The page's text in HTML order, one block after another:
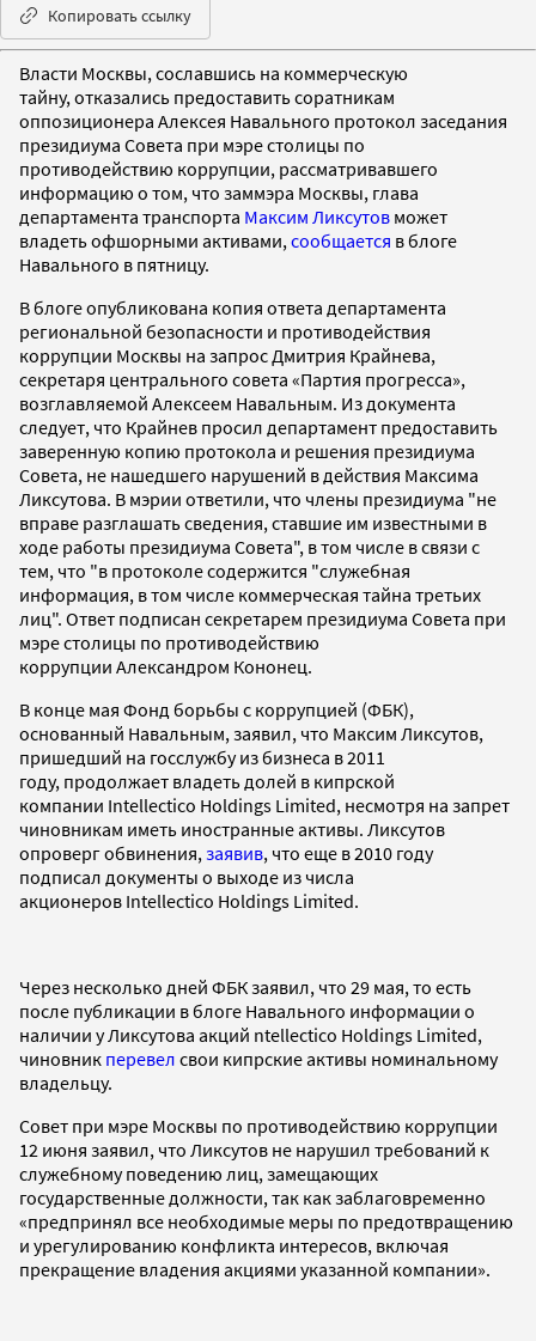
Копировать ссылку
Власти Москвы, сославшись на коммерческую
тайну, отказались предоставить соратникам
оппозиционера Алексея Навального протокол заседания
президиума Совета при мэре столицы по
противодействию коррупции, рассматривавшего
информацию о том, что заммэра Москвы, глава
департамента транспорта Максим Ликсутов может
владеть офшорными активами, сообщается в блоге
Навального в пятницу.
В блоге опубликована копия ответа департамента
региональной безопасности и противодействия
коррупции Москвы на запрос Дмитрия Крайнева,
секретаря центрального совета «Партия прогресса»,
возглавляемой Алексеем Навальным. Из документа
следует, что Крайнев просил департамент предоставить
заверенную копию протокола и решения президиума
Совета, не нашедшего нарушений в действия Максима
Ликсутова. В мэрии ответили, что члены президиума "не
вправе разглашать сведения, ставшие им известными в
ходе работы президиума Совета", в том числе в связи с
тем, что "в протоколе содержится "служебная
информация, в том числе коммерческая тайна третьих
лиц". Ответ подписан секретарем президиума Совета при
мэре столицы по противодействию
коррупции Александром Кононец.
В конце мая Фонд борьбы с коррупцией (ФБК),
основанный Навальным, заявил, что Максим Ликсутов,
пришедший на госслужбу из бизнеса в 2011
году, продолжает владеть долей в кипрской
компании Intellectico Holdings Limited, несмотря на запрет
чиновникам иметь иностранные активы. Ликсутов
опроверг обвинения, заявив, что еще в 2010 году
подписал документы о выходе из числа
акционеров Intellectico Holdings Limited.
Через несколько дней ФБК заявил, что 29 мая, то есть
после публикации в блоге Навального информации о
наличии у Ликсутова акций ntellectico Holdings Limited,
чиновник перевел свои кипрские активы номинальному
владельцу.
Совет при мэре Москвы по противодействию коррупции
12 июня заявил, что Ликсутов не нарушил требований к
служебному поведению лиц, замещающих
государственные должности, так как заблаговременно
«предпринял все необходимые меры по предотвращению
и урегулированию конфликта интересов, включая
прекращение владения акциями указанной компании».